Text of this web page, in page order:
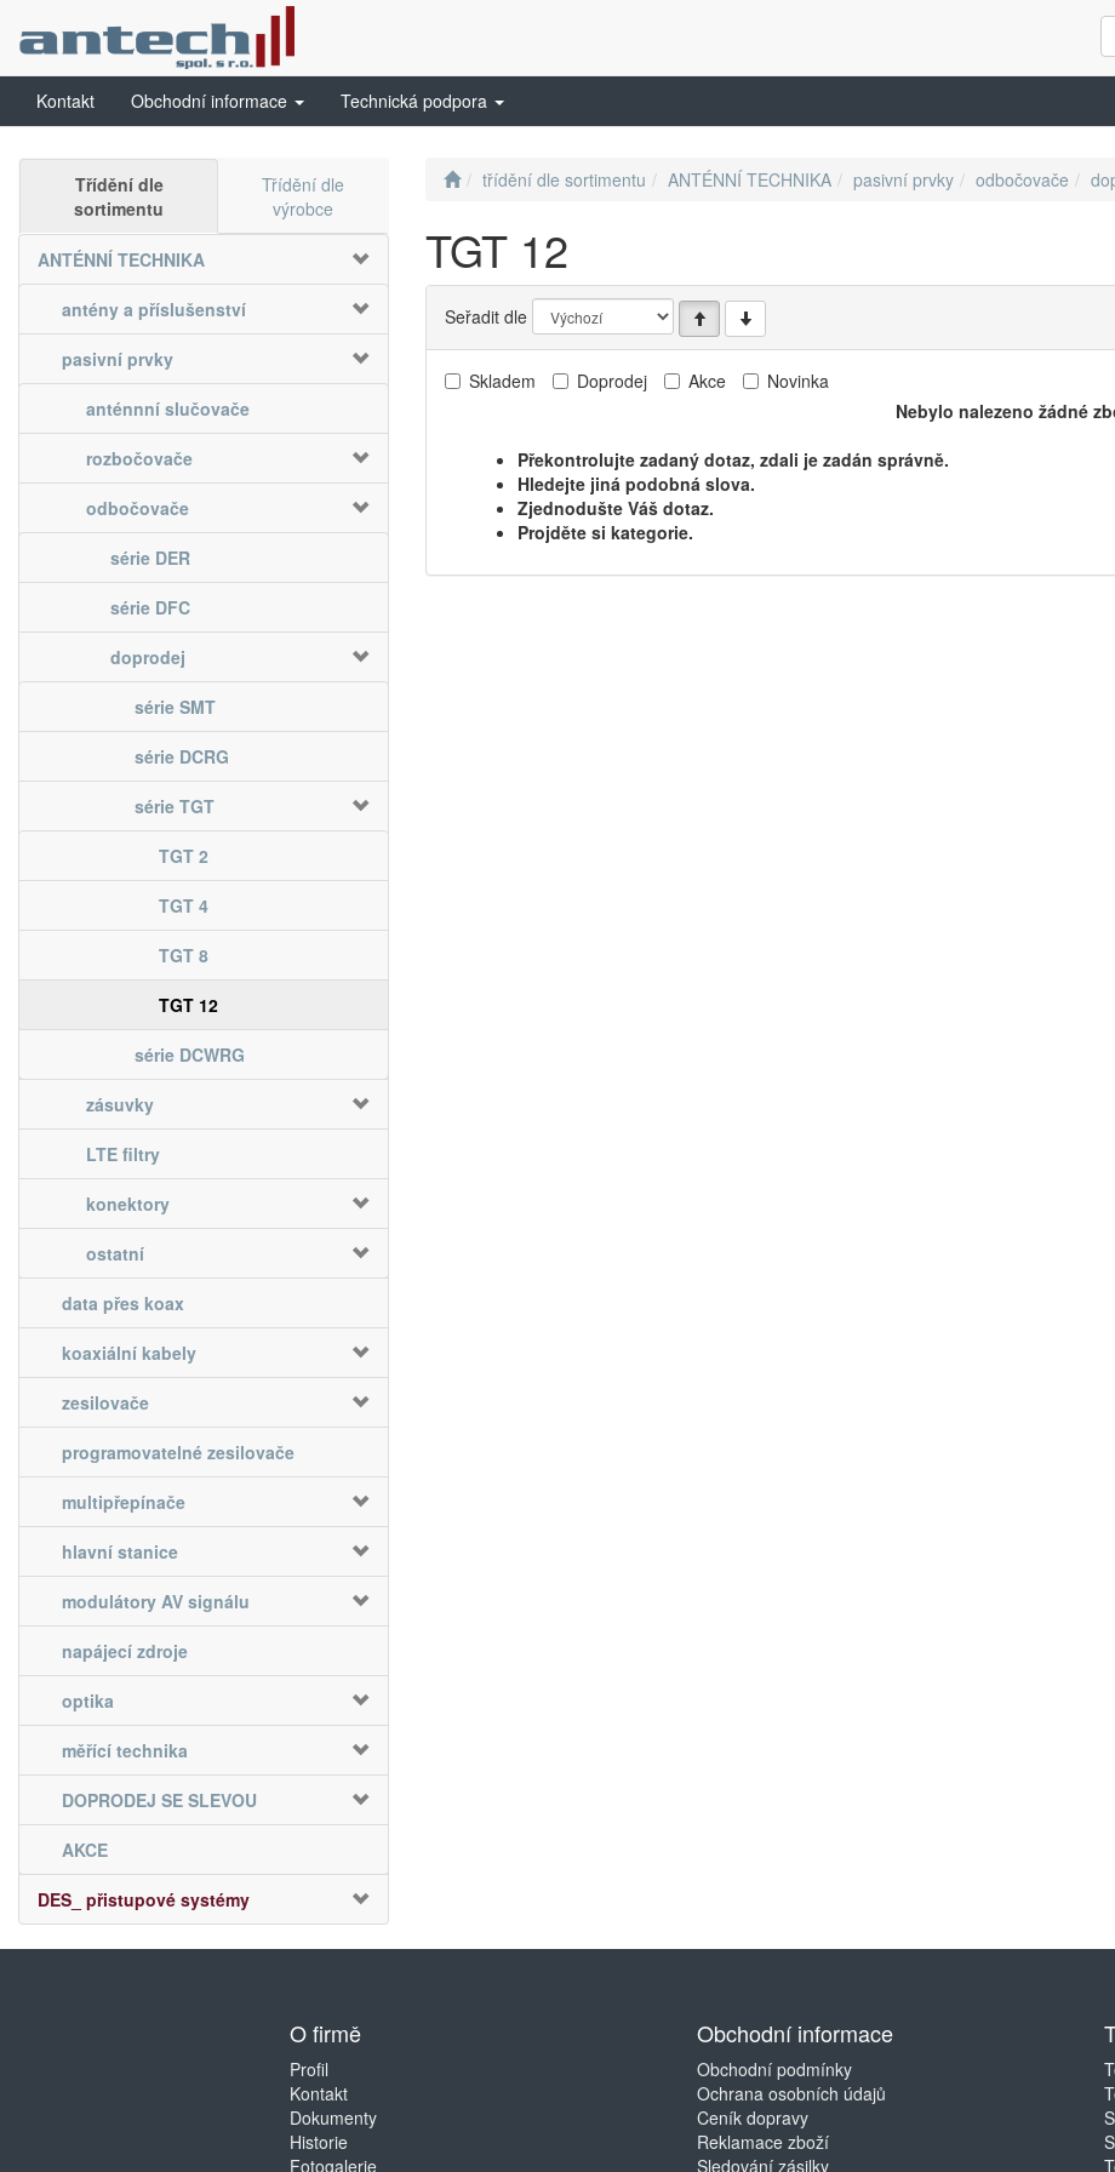
Kontakt Obchodní informace Technická podpora
Třídění dle
sortimentu
Třídění dle
výrobce
ANTÉNNÍ TECHNIKA
antény a příslušenství
pasivní prvky
anténnní slučovače
rozbočovače
odbočovače
série DER
série DFC
doprodej
série SMT
série DCRG
série TGT
TGT 2
TGT 4
TGT 8
TGT 12
série DCWRG
zásuvky
LTE filtry
konektory
ostatní
data přes koax
koaxiální kabely
zesilovače
programovatelné zesilovače
multipřepínače
hlavní stanice
modulátory AV signálu
napájecí zdroje
optika
měřící technika
DOPRODEJ SE SLEVOU
AKCE
DES_ přistupové systémy
třídění dle sortimentu ANTÉNNÍ TECHNIKA pasivní prvky odbočovače
TGT 12
Seřadit dle
Skladem Doprodej Akce
Novinka
Nebylo nalezeno žádné
Překontrolujte zadaný dotaz, zdali je zadán správně.
Hledejte jiná podobná slova.
Zjednodušte Váš dotaz.
Projděte si kategorie.
O firmě
Profil
Kontakt
Dokumenty
Historie
Fotogalerie
Obchodní informace
Obchodní podmínky
Ochrana osobních údajů
Ceník dopravy
Reklamace zboží
Sledování zásilky